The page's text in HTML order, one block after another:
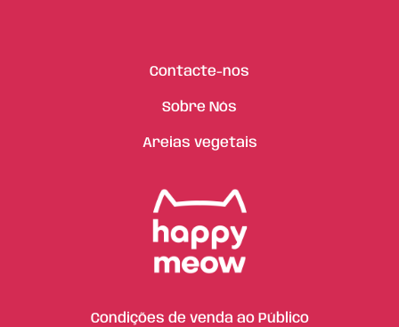
Contacte-nos
Sobre Nós
Areias vegetais
Condições de venda ao Público